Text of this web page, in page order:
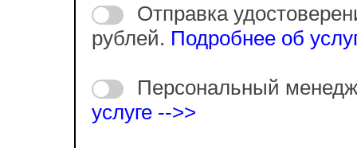
Отправка
рублей. Подробнее об
Персональный
услуге -->>